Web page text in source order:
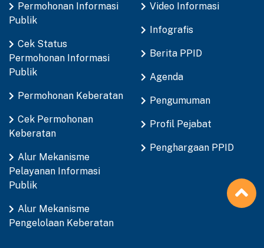
Permohonan Informasi
Publik
Cek Status
Permohonan Informasi
Publik
Permohonan Keberatan
Cek Permohonan
Keberatan
Alur Mekanisme
Pelayanan Informasi
Publik
Alur Mekanisme
Pengelolaan Keberatan
Video Informasi
Infografis
Berita PPID
Agenda
Pengumuman
Profil Pejabat
Penghargaan PPID